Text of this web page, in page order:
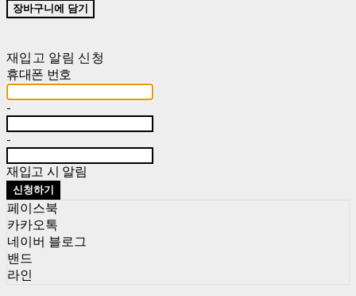
장바구니에 담기
재입고 알림 신청
휴대폰 번호
-
-
재입고 시 알림
신청하기
페이스북
카카오톡
네이버 블로그
밴드
라인